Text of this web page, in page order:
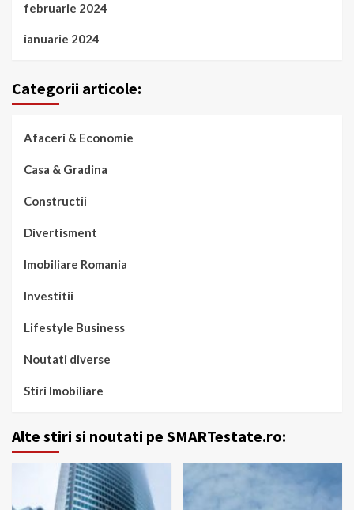
februarie 2024
ianuarie 2024
Categorii articole:
Afaceri & Economie
Casa & Gradina
Constructii
Divertisment
Imobiliare Romania
Investitii
Lifestyle Business
Noutati diverse
Stiri Imobiliare
Alte stiri si noutati pe SMARTestate.ro: